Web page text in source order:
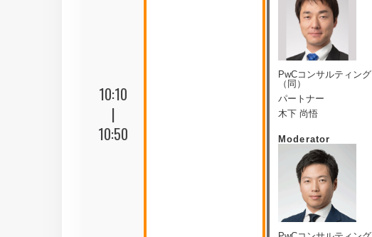
10:10
|
10:50
PwCコンサルティング
（同）
パートナー
木下 尚悟
Moderator